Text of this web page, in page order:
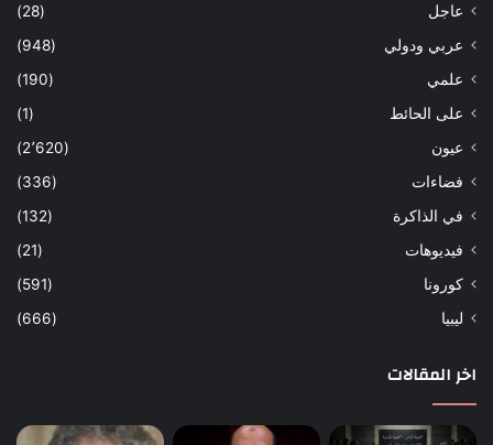
عاجل
(28)
عربي ودولي
(948)
علمي
(190)
على الحائط
(1)
عيون
(2٬620)
فضاءات
(336)
في الذاكرة
(132)
فيديوهات
(21)
كورونا
(591)
ليبيا
(666)
اخر المقالات